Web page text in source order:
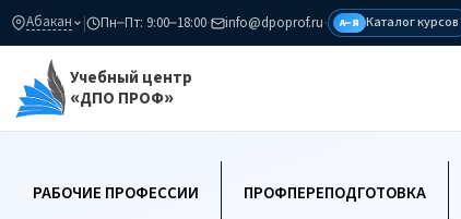
Абакан | Пн–Пт: 9:00–18:00· info@dpoprof.ru· А–Я Каталог курсов
Учебный центр
«ДПО ПРОФ»
РАБОЧИЕ ПРОФЕССИИ ПРОФПЕРЕПОДГОТОВКА